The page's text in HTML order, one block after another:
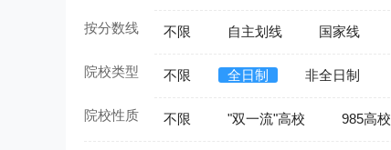
按分数线 不限 自主划线 国家线
院校类型 不限 全日制 非全日制
院校性质 不限 "双一流"高校 985高校